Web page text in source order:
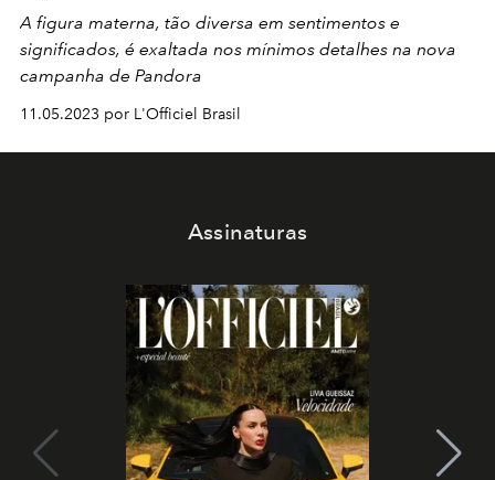
A figura materna, tão diversa em sentimentos e
significados, é exaltada nos mínimos detalhes na nova
campanha de Pandora
11.05.2023 por L'Officiel Brasil
Assinaturas